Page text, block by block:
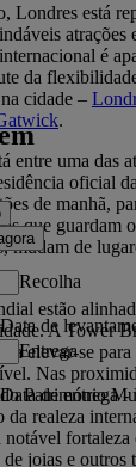
Londres está
atrações
é
da
cidade –
.
entre uma das
oficial
de manhã,
que guardam
mudam de
estão
A Tower
elevar-se para
Nas
Património
realeza
fortaleza
joias e outros
Recolha
Data de
Entrega
Data de entrega -